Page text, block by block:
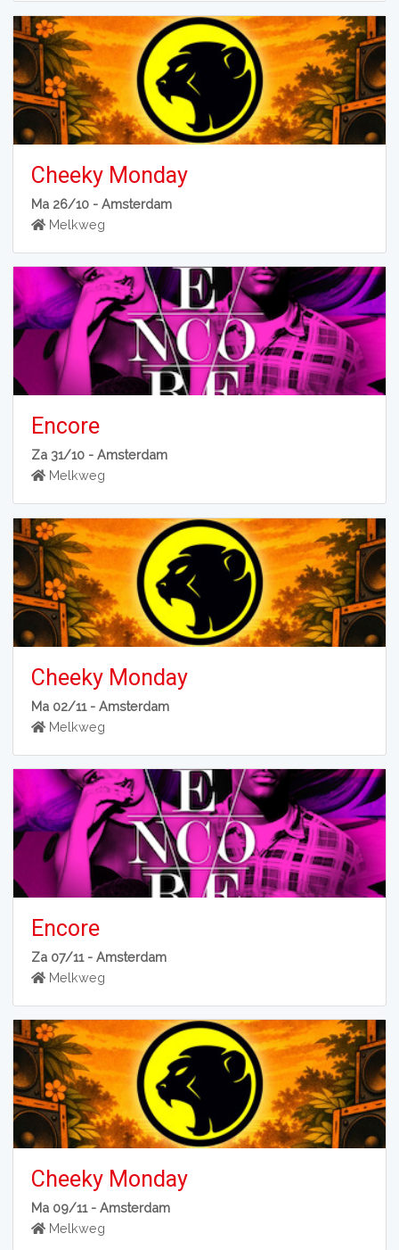
Cheeky Monday
Ma 26/10 -Amsterdam
Melkweg
Encore
Za 31/10 -Amsterdam
Melkweg
Cheeky Monday
Ma 02/11 -Amsterdam
Melkweg
Encore
Za 07/11 -Amsterdam
Melkweg
Cheeky Monday
Ma 09/11 -Amsterdam
Melkweg